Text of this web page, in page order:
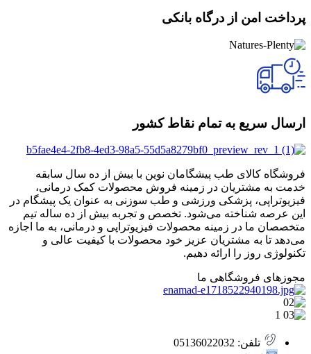
پرداخت امن از درگاه بانکی
ارسال سریع به تمام نقاط کشور
فروشگاه کالای طب پیشگامان نوین با بیش از ده سال سابقه
خدمت به مشتریان در زمینه فروش محصولات کمک درمانی،
فیزیوتراپی، پزشکی ورزشی و طب سوزنی به عنوان یک پیشگام در
این عرصه شناخته می‌شود. تخصص و تجربه بیش از ده ساله تیم
متخصصان ما در زمینه محصولات فیزیوتراپی و درمانی، به ما اجازه
می‌دهد تا به مشتریان عزیز خود محصولات با کیفیت عالی و
تکنولوژی روز را ارائه دهیم.
مجوزهای فروشگاهی ما
تلفن: 05136022032